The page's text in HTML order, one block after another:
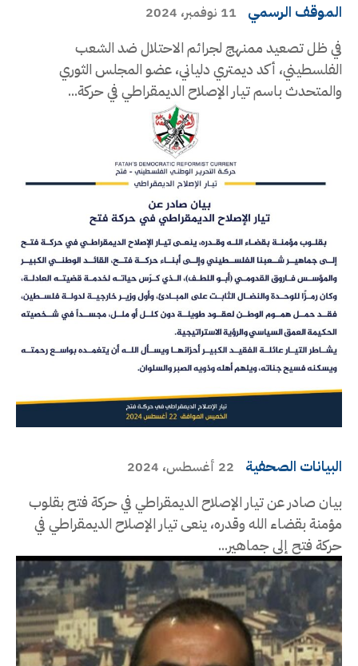
الموقف الرسمي 11 نوفمبر، 2024
في ظل تصعيد ممنهج لجرائم الاحتلال ضد الشعب
الفلسطيني، أكد ديمتري دلياني، عضو المجلس الثوري
والمتحدث باسم تيار الإصلاح الديمقراطي في حركة...
البيانات الصحفية 22 أغسطس، 2024
بيان صادر عن تيار الإصلاح الديمقراطي في حركة فتح بقلوب
مؤمنة بقضاء الله وقدره، ينعى تيار الإصلاح الديمقراطي في
حركة فتح إلى جماهير...